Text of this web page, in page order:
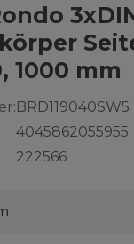
1000 mm
BRD119040SW5
4045862055955
222566